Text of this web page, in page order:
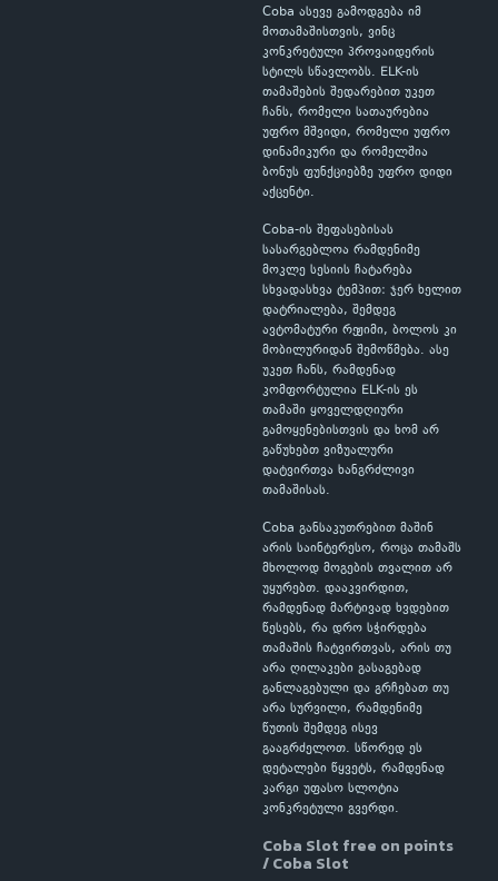
Coba ასევე გამოდგება იმ
მოთამაშისთვის, ვინც
კონკრეტული პროვაიდერის
სტილს სწავლობს. ELK-ის
თამაშების შედარებით უკეთ
ჩანს, რომელი სათაურებია
უფრო მშვიდი, რომელი უფრო
დინამიკური და რომელშია
ბონუს ფუნქციებზე უფრო დიდი
აქცენტი.
Coba-ის შეფასებისას
სასარგებლოა რამდენიმე
მოკლე სესიის ჩატარება
სხვადასხვა ტემპით: ჯერ ხელით
დატრიალება, შემდეგ
ავტომატური რეჟიმი, ბოლოს კი
მობილურიდან შემოწმება. ასე
უკეთ ჩანს, რამდენად
კომფორტულია ELK-ის ეს
თამაში ყოველდღიური
გამოყენებისთვის და ხომ არ
გაწუხებთ ვიზუალური
დატვირთვა ხანგრძლივი
თამაშისას.
Coba განსაკუთრებით მაშინ
არის საინტერესო, როცა თამაშს
მხოლოდ მოგების თვალით არ
უყურებთ. დააკვირდით,
რამდენად მარტივად ხვდებით
წესებს, რა დრო სჭირდება
თამაშის ჩატვირთვას, არის თუ
არა ღილაკები გასაგებად
განლაგებული და გრჩებათ თუ
არა სურვილი, რამდენიმე
წუთის შემდეგ ისევ
გააგრძელოთ. სწორედ ეს
დეტალები წყვეტს, რამდენად
კარგი უფასო სლოტია
კონკრეტული გვერდი.
Coba Slot free on points
/ Coba Slot